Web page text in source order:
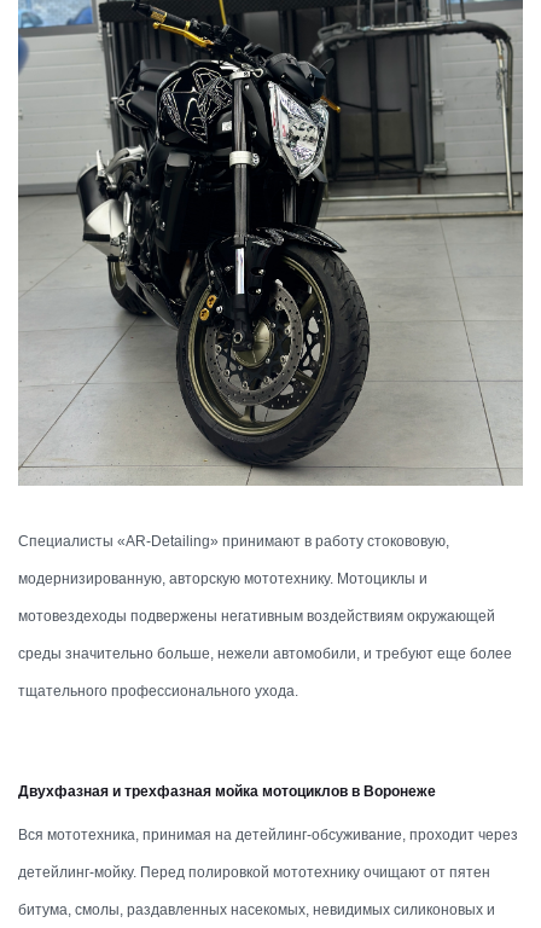
Специалисты «AR-Detailing» принимают в работу стокововую,
модернизированную, авторскую мототехнику. Мотоциклы и
мотовездеходы подвержены негативным воздействиям окружающей
среды значительно больше, нежели автомобили, и требуют еще более
тщательного профессионального ухода.
Двухфазная и трехфазная мойка мотоциклов в Воронеже
Вся мототехника, принимая на детейлинг-обсуживание, проходит через
детейлинг-мойку. Перед полировкой мототехнику очищают от пятен
битума, смолы, раздавленных насекомых, невидимых силиконовых и